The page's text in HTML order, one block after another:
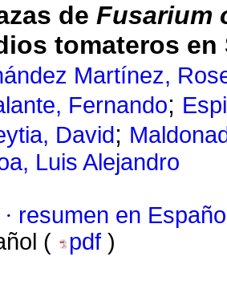
de Fusarium
tomateros
Martínez,
Fernando;
David ;
Luis Alejandro
· resumen en
(
pdf )